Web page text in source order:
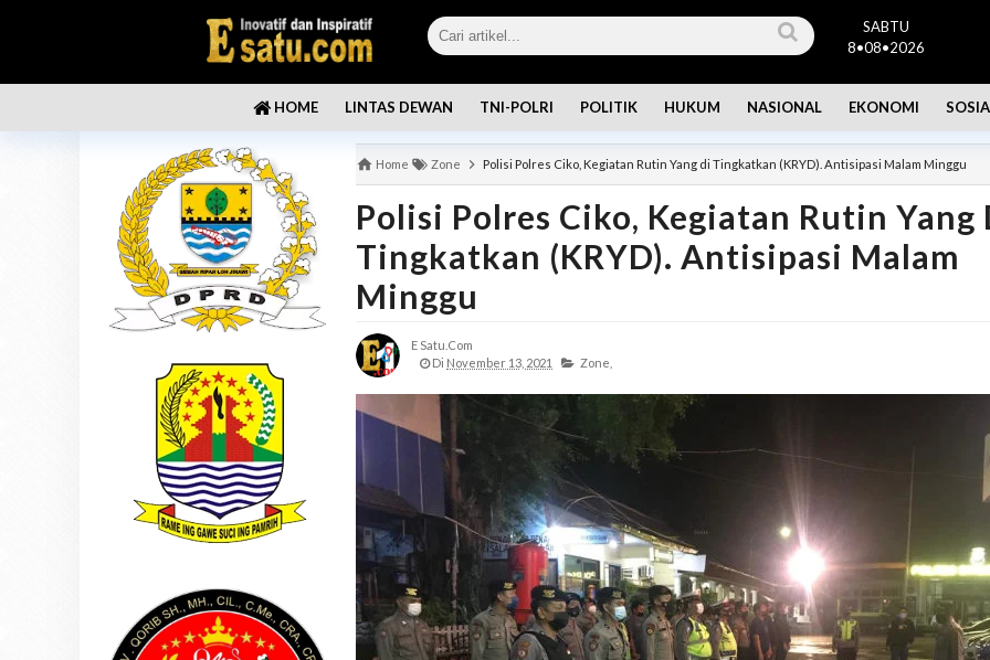
SABTU
8•08•2026
HOME LINTAS DEWAN TNI-POLRI POLITIK HUKUM NASIONAL EKONOMI
Home Zone Polisi Polres Ciko, Kegiatan Rutin Yang di Tingkatkan (KRYD). Antisipasi Malam Minggu
Polisi Polres Ciko, Kegiatan Rutin Yang
Tingkatkan (KRYD). Antisipasi Malam
Minggu
E Satu.com
Di November 13, 2021 Zone,